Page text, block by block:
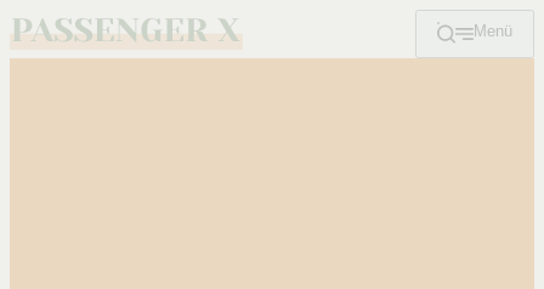
Zum
Menü